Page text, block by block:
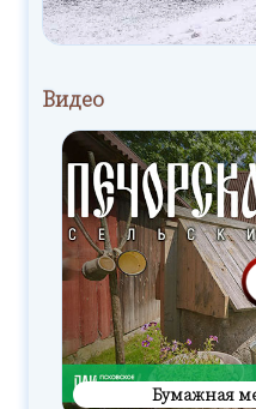
Видео
Бумажная